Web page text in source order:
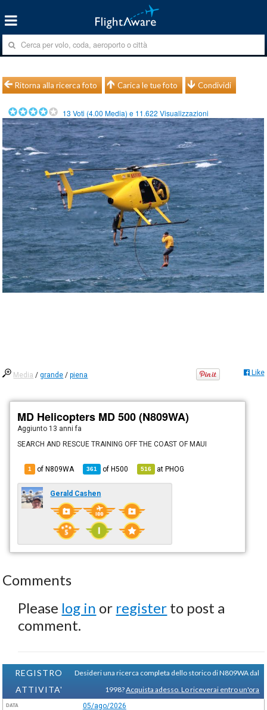
Ritorna alla ricerca foto Carica le tue foto Condividi
13 Voti (4.00 Media) e 11.622 Visualizzazioni
Media /grande /piena Like
MD Helicopters MD 500 (N809WA)
Aggiunto 13 anni fa
SEARCH AND RESCUE TRAINING OFF THE COAST OF MAUI
1 of N809WA 361 ofH500 516 atPHOG
Gerald Cashen
Comments
Please log in or register to post a
comment.
REGISTRO
ATTIVITA'
Desideri una ricerca completa dello storico di N809WA dal
1998?Acquista adesso. Lo riceverai entro un'ora
DATA 05/ago/2026